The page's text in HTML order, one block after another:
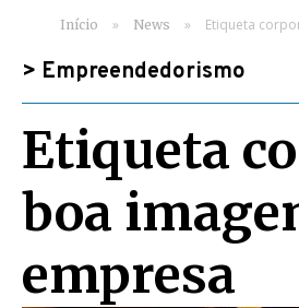
Início » News » Etiqueta
> Empreendedorismo
Etiqueta
boa
empresa